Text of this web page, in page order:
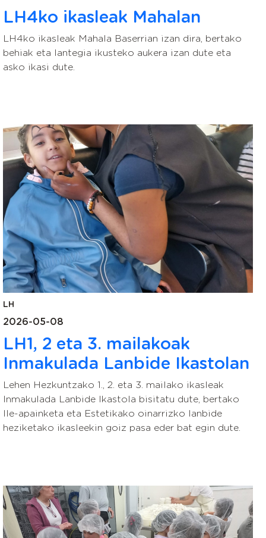
LH4ko ikasleak Mahalan
LH4ko ikasleak Mahala Baserrian izan dira, bertako
behiak eta lantegia ikusteko aukera izan dute eta
asko ikasi dute.
LH
2026-05-08
LH1, 2 eta 3. mailakoak
Inmakulada Lanbide Ikastolan
Lehen Hezkuntzako 1., 2. eta 3. mailako ikasleak
Inmakulada Lanbide Ikastola bisitatu dute, bertako
Ile-apainketa eta Estetikako oinarrizko lanbide
heziketako ikasleekin goiz pasa eder bat egin dute.